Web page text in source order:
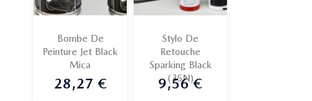
Bombe De
Peinture Jet Black
Mica
Prix
28,27 €
Stylo De
Retouche
Sparking Black
(35N)
Prix
9,56 €